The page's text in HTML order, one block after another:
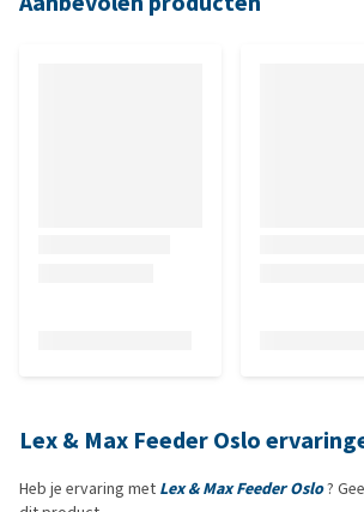
Lex & Max Feeder Oslo
Heb je ervaring met Lex & Max Feeder Oslo?